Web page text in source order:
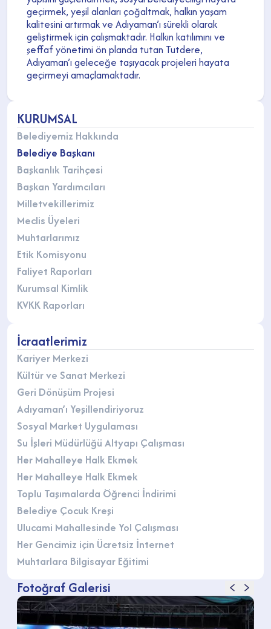
geçirmek, yeşil alanları çoğaltmak, halkın yaşam
kalitesini artırmak ve Adıyaman’ı sürekli olarak
geliştirmek için çalışmaktadır. Halkın katılımını ve
şeffaf yönetimi ön planda tutan Tutdere,
Adıyaman’ı geleceğe taşıyacak projeleri hayata
geçirmeyi amaçlamaktadır.
KURUMSAL
Belediyemiz Hakkında
Belediye Başkanı
Başkanlık Tarihçesi
Başkan Yardımcıları
Milletvekillerimiz
Meclis Üyeleri
Muhtarlarımız
Etik Komisyonu
Faliyet Raporları
Kurumsal Kimlik
KVKK Raporları
İcraatlerimiz
Kariyer Merkezi
Kültür ve Sanat Merkezi
Geri Dönüşüm Projesi
Adıyaman’ı Yeşillendiriyoruz
Sosyal Market Uygulaması
Su İşleri Müdürlüğü Altyapı Çalışması
Her Mahalleye Halk Ekmek
Her Mahalleye Halk Ekmek
Toplu Taşımalarda Öğrenci İndirimi
Belediye Çocuk Kreşi
Ulucami Mahallesinde Yol Çalışması
Her Gencimiz için Ücretsiz İnternet
Muhtarlara Bilgisayar Eğitimi
Fotoğraf Galerisi